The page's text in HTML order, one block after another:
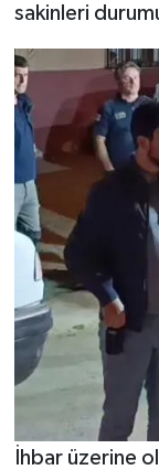
sakinleri
İhbar üzerine